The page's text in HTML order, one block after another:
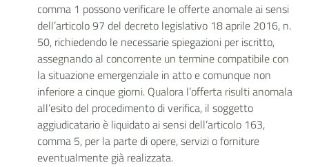
comma 1 possono verificare le offerte anomale ai sensi
dell’articolo 97 del decreto legislativo 18 aprile 2016, n.
50, richiedendo le necessarie spiegazioni per iscritto,
assegnando al concorrente un termine compatibile con
la situazione emergenziale in atto e comunque non
inferiore a cinque giorni. Qualora l’offerta risulti anomala
all’esito del procedimento di verifica, il soggetto
aggiudicatario è liquidato ai sensi dell’articolo 163,
comma 5, per la parte di opere, servizi o forniture
eventualmente già realizzata.